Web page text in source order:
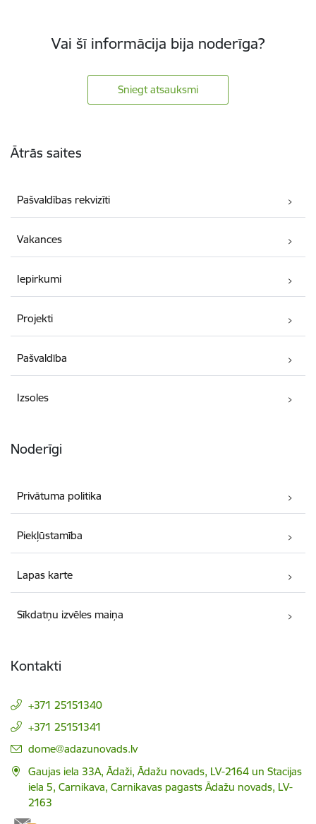
Vai šī informācija bija noderīga?
Sniegt atsauksmi
Ātrās saites
Pašvaldības rekvizīti
Vakances
Iepirkumi
Projekti
Pašvaldība
Izsoles
Noderīgi
Privātuma politika
Piekļūstamība
Lapas karte
Sīkdatņu izvēles maiņa
Kontakti
+371 25151340
+371 25151341
E-pasts:
dome@adazunovads.lv
Gaujas iela 33A, Ādaži, Ādažu novads, LV-2164 un Stacijas
iela 5, Carnikava, Carnikavas pagasts Ādažu novads, LV-
2163